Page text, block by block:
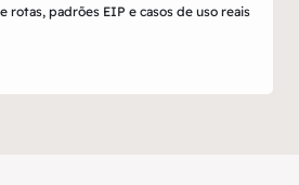
rotas, padrões EIP e casos de uso reais